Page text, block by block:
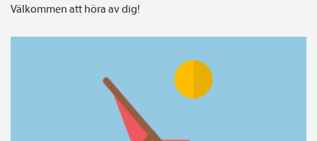
Välkommen att höra av dig!